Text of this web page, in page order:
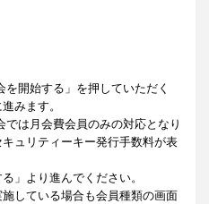
開始する」を押していただく
みます。
は月会費会員のみの対応となり
ュリティーキー発行手数料が表
」より進んでください。
している場合も会員種類の画面